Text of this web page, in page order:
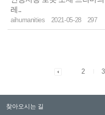
레..
aihumanities 2021-05-28 297
2 3
찾아오시는 길